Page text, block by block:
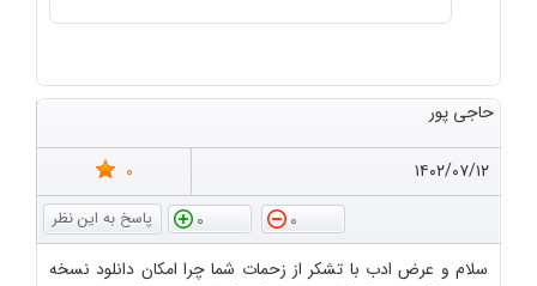
حاجی پور
۱۴۰۲/۰۷/۱۲
0
0
0
سلام و عرض ادب با تشکر از زحمات شما چرا امکان دانلود نسخه